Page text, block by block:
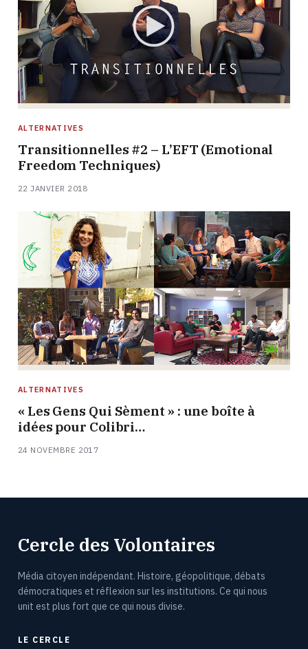
ALTERNATIVES
Transitionnelles #2 – L’EFT (Emotional
Freedom Techniques)
22 JANVIER 2018
ALTERNATIVES
« Les Gens Qui Sèment » : une boîte à
idées pour Colibri…
24 NOVEMBRE 2017
Cercle des Volontaires
Média citoyen indépendant. Histoire, géopolitique, débats
démocratiques et réflexion sur les institutions. Ce qui nous
unit est plus fort que ce qui nous divise.
LE CERCLE